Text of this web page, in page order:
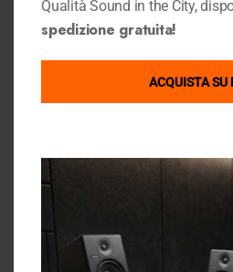
Dove Siamo
Sound in the city su ebay
Qualità Sound in the City,
spedizione gratuita!
ACQUISTA SU